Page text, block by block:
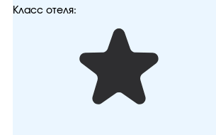
Класс отеля: